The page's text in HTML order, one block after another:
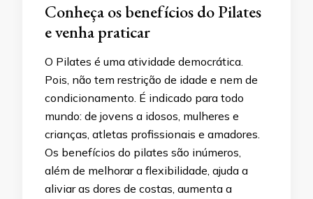
Conheça os benefícios do Pilates
e venha praticar
O Pilates é uma atividade democrática.
Pois, não tem restrição de idade e nem de
condicionamento. É indicado para todo
mundo: de jovens a idosos, mulheres e
crianças, atletas profissionais e amadores.
Os benefícios do pilates são inúmeros,
além de melhorar a flexibilidade, ajuda a
aliviar as dores de costas, aumenta a